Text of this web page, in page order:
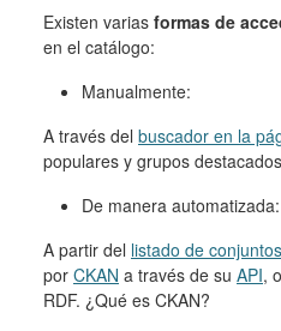
Existen varias formas de
en el catálogo:
Manualmente:
A través del buscador en la
populares y grupos
De manera automatizada:
A partir del listado de
por CKAN a través de su API,
RDF. ¿Qué es CKAN?